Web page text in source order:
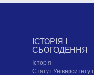
ІСТОРІЯ І
СЬОГОДЕННЯ
Історія
Статут Університету і